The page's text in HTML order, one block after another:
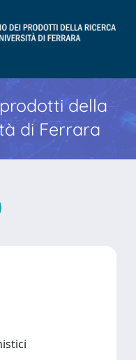
della
di Ferrara